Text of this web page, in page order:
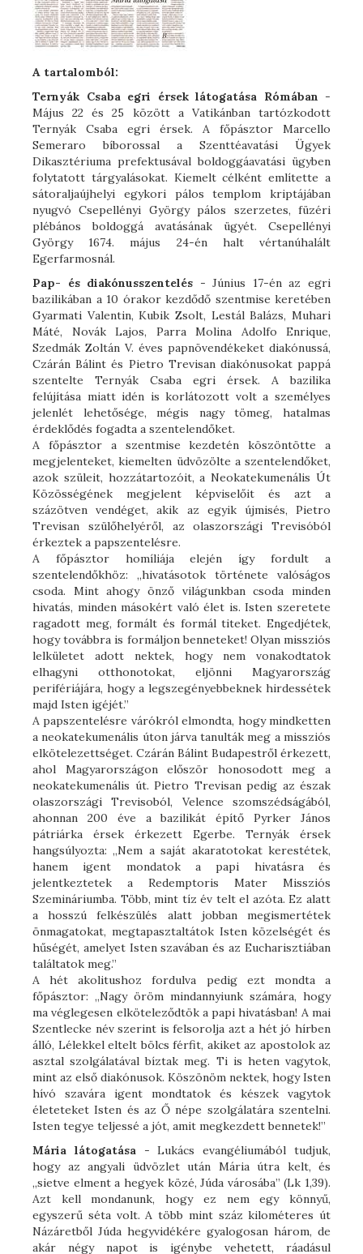
A tartalomból:
Ternyák Csaba egri érsek látogatása Rómában -
Május 22 és 25 között a Vatikánban tartózkodott
Ternyák Csaba egri érsek. A főpásztor Marcello
Semeraro bíborossal a Szenttéavatási Ügyek
Dikasztériuma prefektusával boldoggáavatási ügyben
folytatott tárgyalásokat. Kiemelt célként említette a
sátoraljaújhelyi egykori pálos templom kriptájában
nyugvó Csepellényi György pálos szerzetes, füzéri
plébános boldoggá avatásának ügyét. Csepellényi
György 1674. május 24-én halt vértanúhalált
Egerfarmosnál.
Pap- és diakónusszentelés - Június 17-én az egri
bazilikában a 10 órakor kezdődő szentmise keretében
Gyarmati Valentin, Kubik Zsolt, Lestál Balázs, Muhari
Máté, Novák Lajos, Parra Molina Adolfo Enrique,
Szedmák Zoltán V. éves papnövendékeket diakónussá,
Czárán Bálint és Pietro Trevisan diakónusokat pappá
szentelte Ternyák Csaba egri érsek. A bazilika
felújítása miatt idén is korlátozott volt a személyes
jelenlét lehetősége, mégis nagy tömeg, hatalmas
érdeklődés fogadta a szentelendőket.
A főpásztor a szentmise kezdetén köszöntötte a
megjelenteket, kiemelten üdvözölte a szentelendőket,
azok szüleit, hozzátartozóit, a Neokatekumenális Út
Közösségének megjelent képviselőit és azt a
százötven vendéget, akik az egyik újmisés, Pietro
Trevisan szülőhelyéről, az olaszországi Trevisóból
érkeztek a papszentelésre.
A főpásztor homíliája elején így fordult a
szentelendőkhöz: „hivatásotok története valóságos
csoda. Mint ahogy önző világunkban csoda minden
hivatás, minden másokért való élet is. Isten szeretete
ragadott meg, formált és formál titeket. Engedjétek,
hogy továbbra is formáljon benneteket! Olyan missziós
lelkületet adott nektek, hogy nem vonakodtatok
elhagyni otthonotokat, eljönni Magyarország
perifériájára, hogy a legszegényebbeknek hirdessétek
majd Isten igéjét.”
A papszentelésre várókról elmondta, hogy mindketten
a neokatekumenális úton járva tanulták meg a missziós
elkötelezettséget. Czárán Bálint Budapestről érkezett,
ahol Magyarországon először honosodott meg a
neokatekumenális út. Pietro Trevisan pedig az észak
olaszországi Trevisoból, Velence szomszédságából,
ahonnan 200 éve a bazilikát építő Pyrker János
pátriárka érsek érkezett Egerbe. Ternyák érsek
hangsúlyozta: „Nem a saját akaratotokat kerestétek,
hanem igent mondatok a papi hivatásra és
jelentkeztetek a Redemptoris Mater Missziós
Szemináriumba. Több, mint tíz év telt el azóta. Ez alatt
a hosszú felkészülés alatt jobban megismertétek
önmagatokat, megtapasztaltátok Isten közelségét és
hűségét, amelyet Isten szavában és az Eucharisztiában
találtatok meg.”
A hét akolitushoz fordulva pedig ezt mondta a
főpásztor: „Nagy öröm mindannyiunk számára, hogy
ma véglegesen elköteleződtök a papi hivatásban! A mai
Szentlecke név szerint is felsorolja azt a hét jó hírben
álló, Lélekkel eltelt bölcs férfit, akiket az apostolok az
asztal szolgálatával bíztak meg. Ti is heten vagytok,
mint az első diakónusok. Köszönöm nektek, hogy Isten
hívó szavára igent mondtatok és készek vagytok
életeteket Isten és az Ő népe szolgálatára szentelni.
Isten tegye teljessé a jót, amit megkezdett bennetek!”
Mária látogatása- Lukács evangéliumából tudjuk,
hogy az angyali üdvözlet után Mária útra kelt, és
„sietve elment a hegyek közé, Júda városába” (Lk 1,39).
Azt kell mondanunk, hogy ez nem egy könnyű,
egyszerű séta volt. A több mint száz kilométeres út
Názáretből Júda hegyvidékére gyalogosan három, de
akár négy napot is igénybe vehetett, ráadásul